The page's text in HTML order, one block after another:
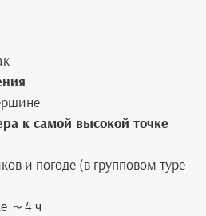
к самой высокой точке
и погоде (в групповом туре
～4 ч